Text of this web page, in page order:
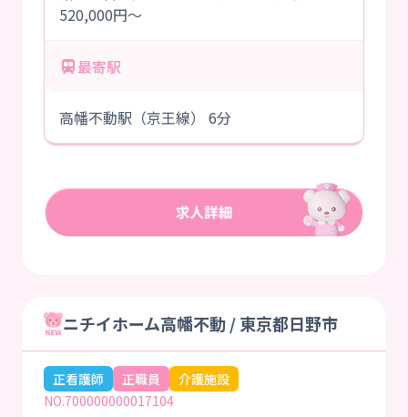
520,000円～
最寄駅
高幡不動駅（京王線） 6分
ニチイホーム高幡不動 / 東京都日野市
正看護師 正職員
介護施設
NO.700000000017104